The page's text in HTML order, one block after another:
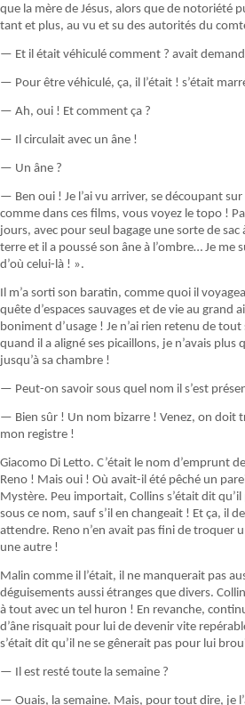
que la mère de Jésus, alors que de notoriété
tant et plus, au vu et su des autorités du
— Et il était véhiculé comment ? avait
— Pour être véhiculé, ça, il l’était ! s’était
— Ah, oui ! Et comment ça ?
— Il circulait avec un âne !
— Un âne ?
— Ben oui ! Je l’ai vu arriver, se découpant
comme dans ces films, vous voyez le topo !
jours, avec pour seul bagage une sorte de sac
terre et il a poussé son âne à l’ombre… Je me
d’où celui-là ! ».
Il m’a sorti son baratin, comme quoi il
quête d’espaces sauvages et de vie au grand
boniment d’usage ! Je n’ai rien retenu de
quand il a aligné ses picaillons, je n’avais plus
jusqu’à sa chambre !
— Peut-on savoir sous quel nom il s’est
— Bien sûr ! Un nom bizarre ! Venez, on doit
mon registre !
Giacomo Di Letto. C’était le nom d’emprunt
Reno ! Mais oui ! Où avait-il été pêché un
Mystère. Peu importait, Collins s’était dit
sous ce nom, sauf s’il en changeait ! Et ça, il
attendre. Reno n’en avait pas fini de troquer
une autre !
Malin comme il l’était, il ne manquerait pas
déguisements aussi étranges que divers.
à tout avec un tel huron ! En revanche,
d’âne risquait pour lui de devenir vite
s’était dit qu’il ne se gênerait pas pour lui
— Il est resté toute la semaine ?
— Ouais, la semaine. Mais, pour tout dire, je